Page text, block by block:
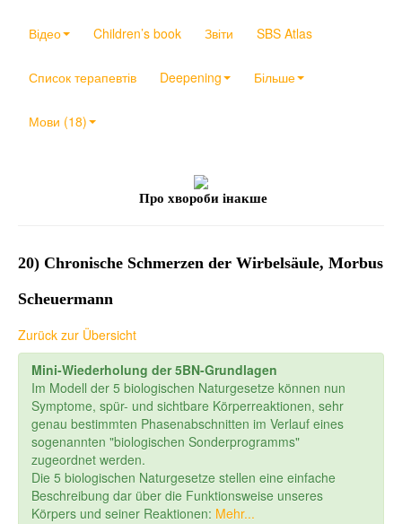
Відео Children’s book Звіти SBS Atlas
Список терапевтів Deepening Більше
Мови (18)
Про хвороби інакше
20) Chronische Schmerzen der Wirbelsäule, Morbus
Scheuermann
Zurück zur Übersicht
Mini-Wiederholung der 5BN-Grundlagen
Im Modell der 5 biologischen Naturgesetze können nun
Symptome, spür- und sichtbare Körperreaktionen, sehr
genau bestimmten Phasenabschnitten im Verlauf eines
sogenannten "biologischen Sonderprogramms"
zugeordnet werden.
Die 5 biologischen Naturgesetze stellen eine einfache
Beschreibung dar über die Funktionsweise unseres
Körpers und seiner Reaktionen: Mehr...